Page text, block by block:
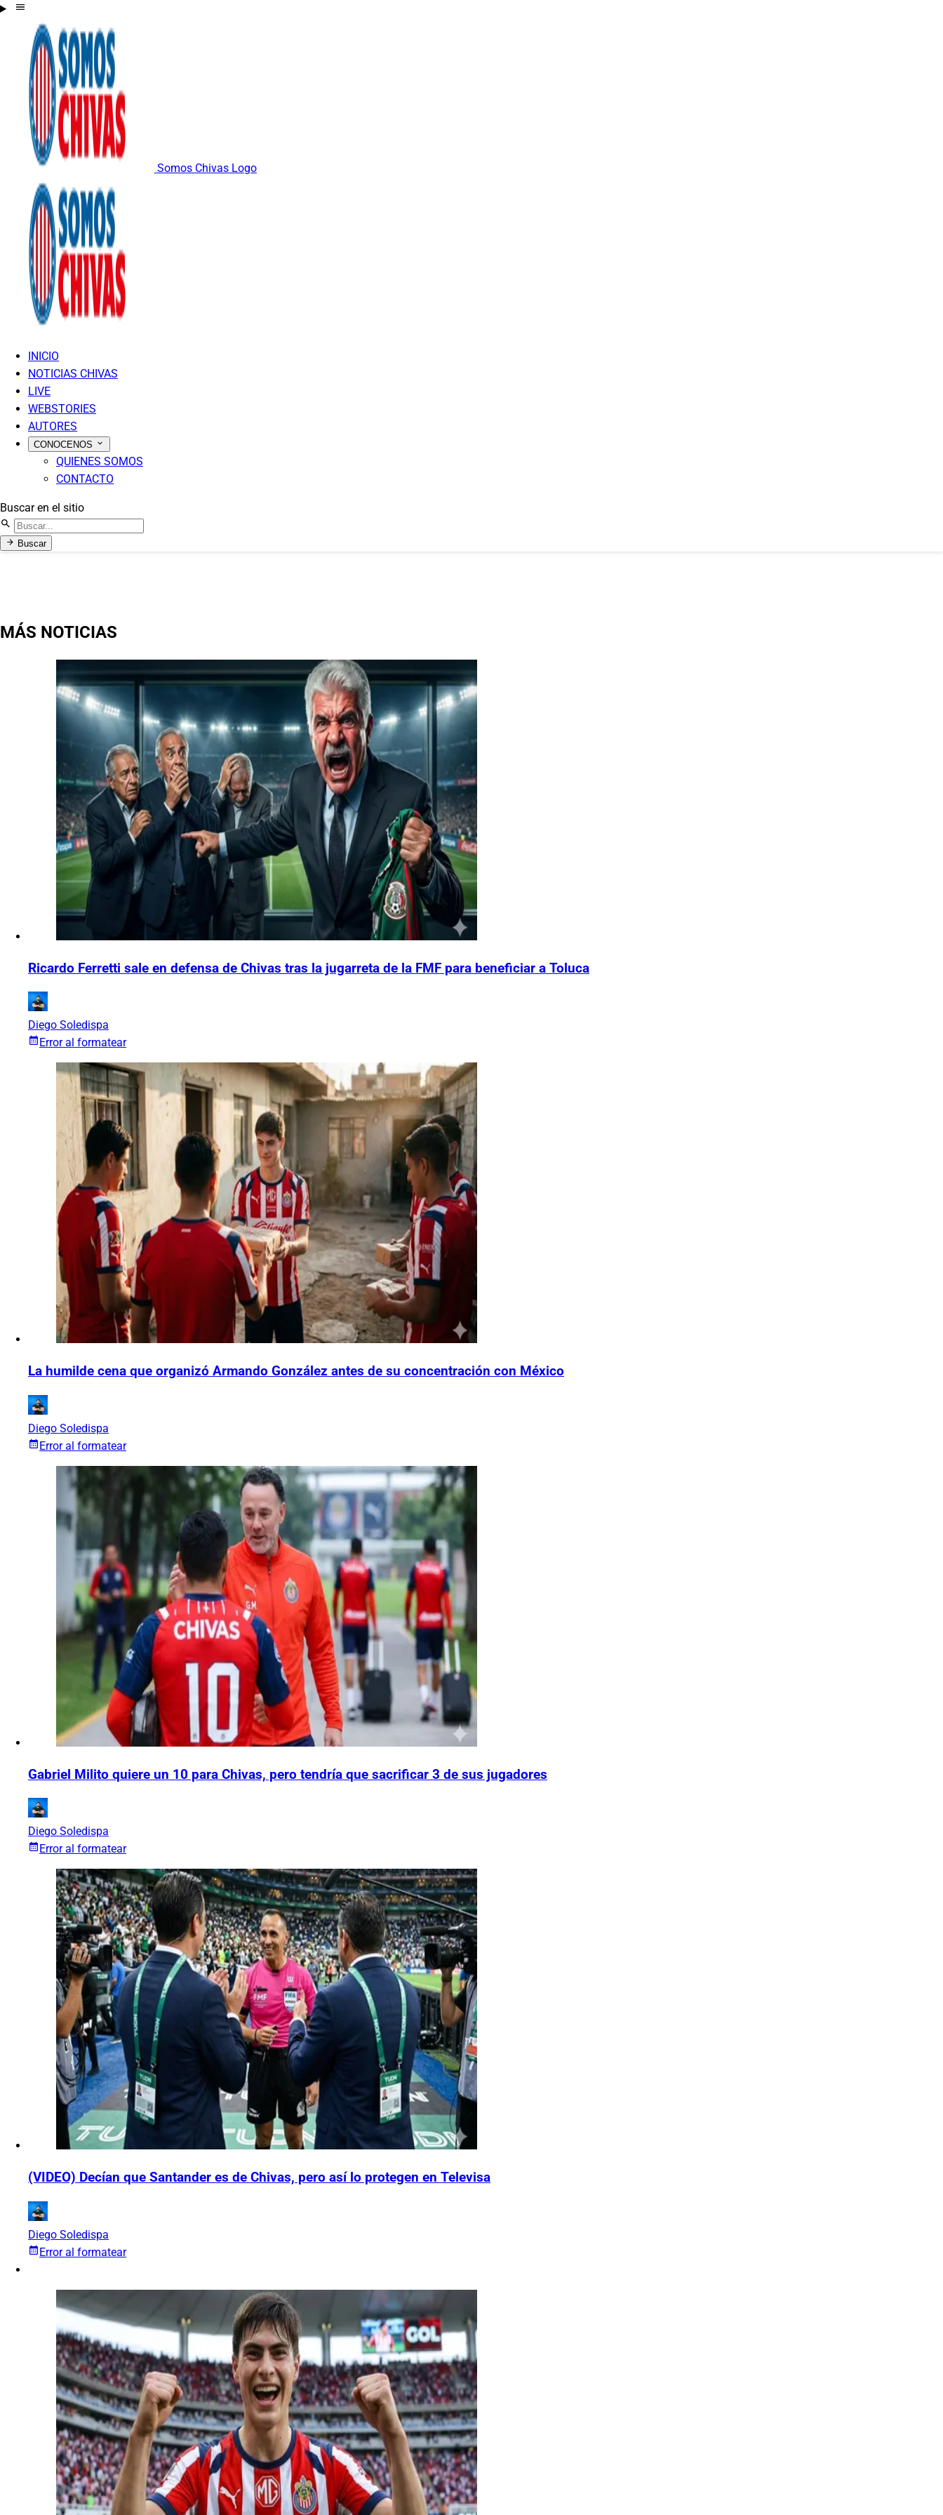
Somos Chivas Logo
INICIO
NOTICIAS CHIVAS
LIVE
WEBSTORIES
AUTORES
CONOCENOS
QUIENES SOMOS
CONTACTO
Buscar en el sitio
Buscar
MÁS NOTICIAS
Ricardo Ferretti sale en defensa de Chivas tras la jugarreta de la FMF para beneficiar a Toluca
Diego Soledispa
Error al formatear
La humilde cena que organizó Armando González antes de su concentración con México
Diego Soledispa
Error al formatear
Gabriel Milito quiere un 10 para Chivas, pero tendría que sacrificar 3 de sus jugadores
Diego Soledispa
Error al formatear
(VIDEO) Decían que Santander es de Chivas, pero así lo protegen en Televisa
Diego Soledispa
Error al formatear